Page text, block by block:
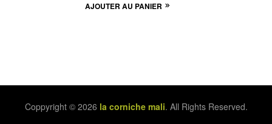
AJOUTER AU PANIER
Coppyright © 2026 la corniche mali. All Rights Reserved.